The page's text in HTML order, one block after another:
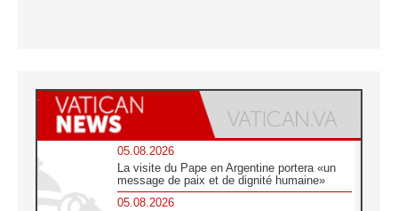
05.08.2026
La visite du Pape en Argentine portera «un
message de paix et de dignité humaine»
05.08.2026